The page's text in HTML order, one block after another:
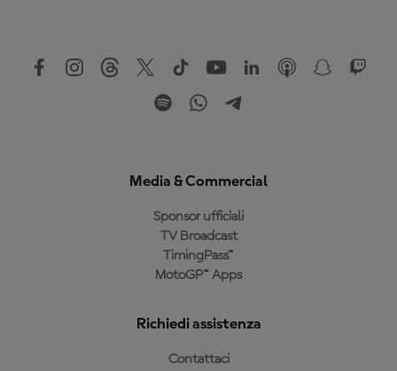
Media & Commercial
Sponsor ufficiali
TV Broadcast
TimingPass™
MotoGP™ Apps
Richiedi assistenza
Contattaci